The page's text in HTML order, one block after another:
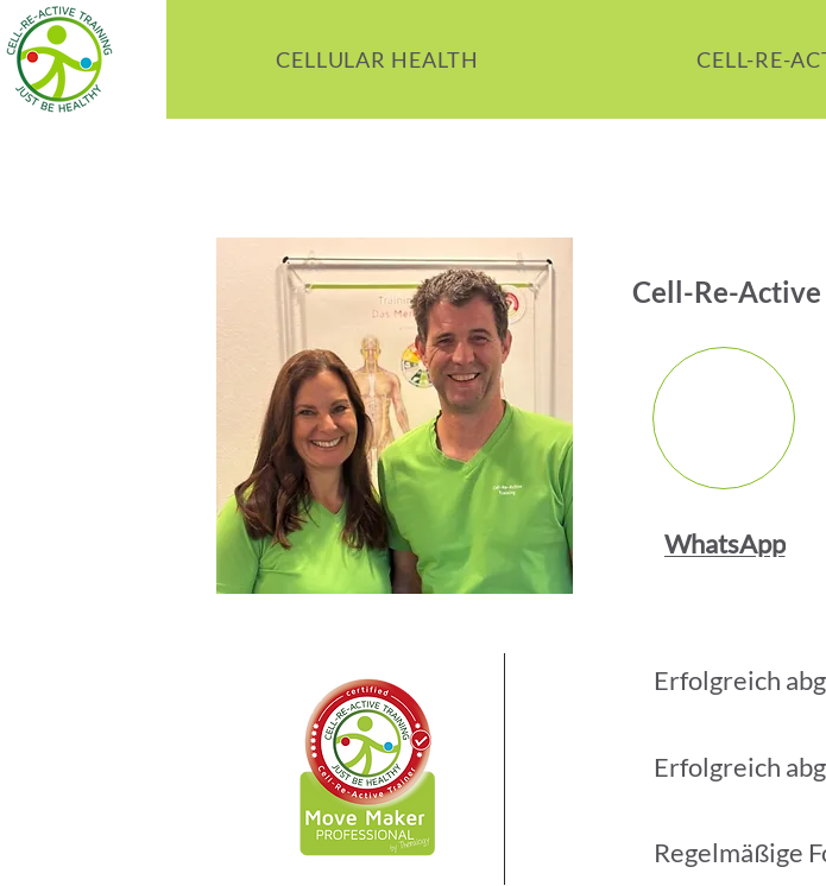
CELLULAR HEALTH CELL-RE-
Cell-Re-
WhatsApp
Erfolgreich
Erfolgreich
Regelmäßige